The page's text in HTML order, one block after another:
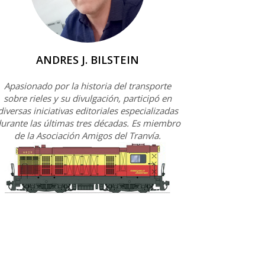
ANDRES J. BILSTEIN
Apasionado por la historia del transporte
sobre rieles y su divulgación, participó en
iniciativas editoriales especializadas
las últimas tres décadas. Es miembro
de la Asociación Amigos del Tranvía.